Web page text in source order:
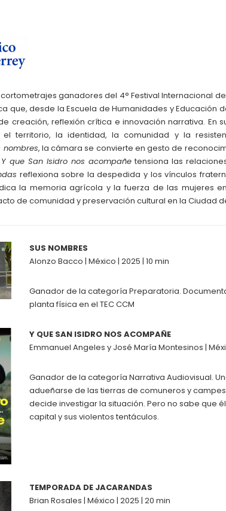
ganadores del 4° Festival Internacional
que, desde la Escuela de Humanidades y Educación
creación, reflexión crítica e innovación narrativa. En
territorio, la identidad, la comunidad y la
nombres, la cámara se convierte en gesto de
Y que San Isidro nos acompañetensiona las
reflexiona sobre la despedida y los vínculos
la memoria agrícola y la fuerza de las mujeres
de comunidad y preservación cultural en la Ciudad
SUS NOMBRES
Alonzo Bacco | México | 2025 | 10 min
Ganador de la categoría Preparatoria.
planta física en el TEC CCM
Y QUE SAN ISIDRO NOS ACOMPAÑE
Emmanuel Angeles y José María Montesinos |
Ganador de la categoría Narrativa Audiovisual.
adueñarse de las tierras de comuneros y
decide investigar la situación. Pero no sabe que
capital y sus violentos tentáculos.
TEMPORADA DE JACARANDAS
Brian Rosales | México | 2025 | 20 min